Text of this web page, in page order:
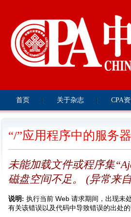
首页 关于杂志 CPA